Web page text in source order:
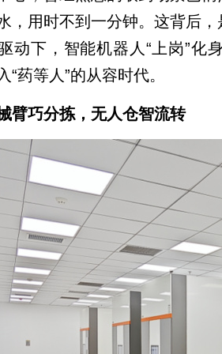
，用时不到一分钟。这背后
动下，智能机器人“上岗”化
“药等人”的从容时代。
臂巧分拣，无人仓智流转